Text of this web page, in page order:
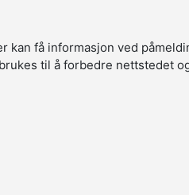
kan få informasjon ved
til å forbedre nettstedet